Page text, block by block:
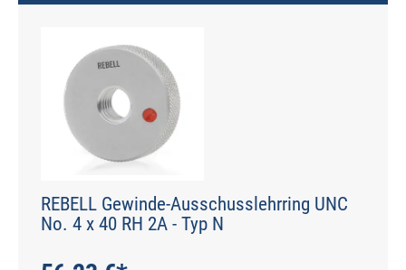
REBELL Gewinde-Ausschusslehrring UNC
No. 4 x 40 RH 2A - Typ N